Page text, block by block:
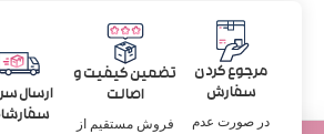
مرجوع کردن
سفارش
در صورت عدم
تضمین کیفیت و
اصالت
فروش مستقیم از
ارسال